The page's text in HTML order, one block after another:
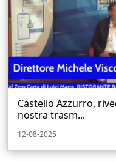
Castello Azzurro,
nostra trasm...
12-08-2025